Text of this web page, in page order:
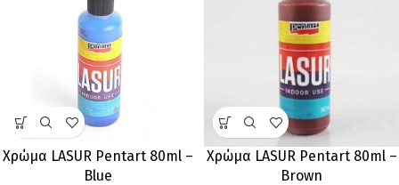
Χρώμα LASUR Pentart 80ml –
Blue
Χρώμα LASUR Pentart 80ml –
Brown